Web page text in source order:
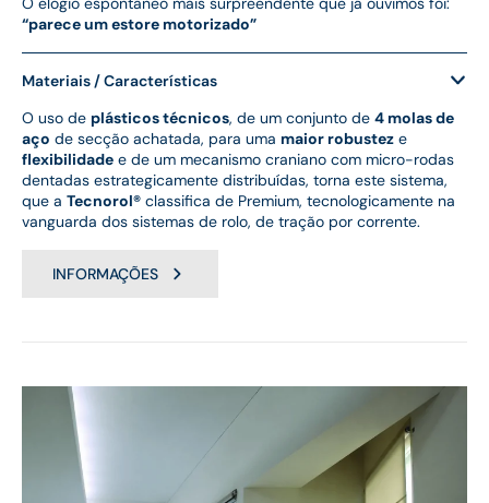
“parece um estore motorizado”
Materiais / Características
O uso de plásticos técnicos, de um conjunto de 4 molas de
aço de secção achatada, para uma maior robustez e
flexibilidade e de um mecanismo craniano com micro-rodas
dentadas estrategicamente distribuídas, torna este sistema,
que a Tecnorol® classifica de Premium, tecnologicamente na
vanguarda dos sistemas de rolo, de tração por corrente.
INFORMAÇÕES